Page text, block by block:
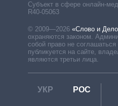
Субъект в сфере онлайн-
R40-05063
© 2009—2026 «Слово и
охраняются законом.
собой право не
публикуется на сайте,
являются третьи лица.
УКР РОС